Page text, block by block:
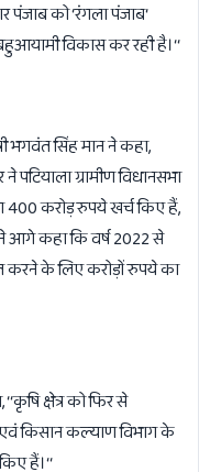
पंजाब को ‘रंगला पंजाब‘
विकास कर रही है।‘‘
भगवंत सिंह मान ने कहा,
पटियाला ग्रामीण विधानसभा
400 करोड़ रुपये खर्च किए हैं,
आगे कहा कि वर्ष 2022 से
करने के लिए करोड़ों रुपये का
क्षेत्र को फिर से
किसान कल्याण विभाग के
हैं।‘‘